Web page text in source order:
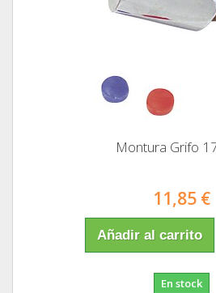
Montura Grifo
11,85 €
Añadir al carrito
En stock